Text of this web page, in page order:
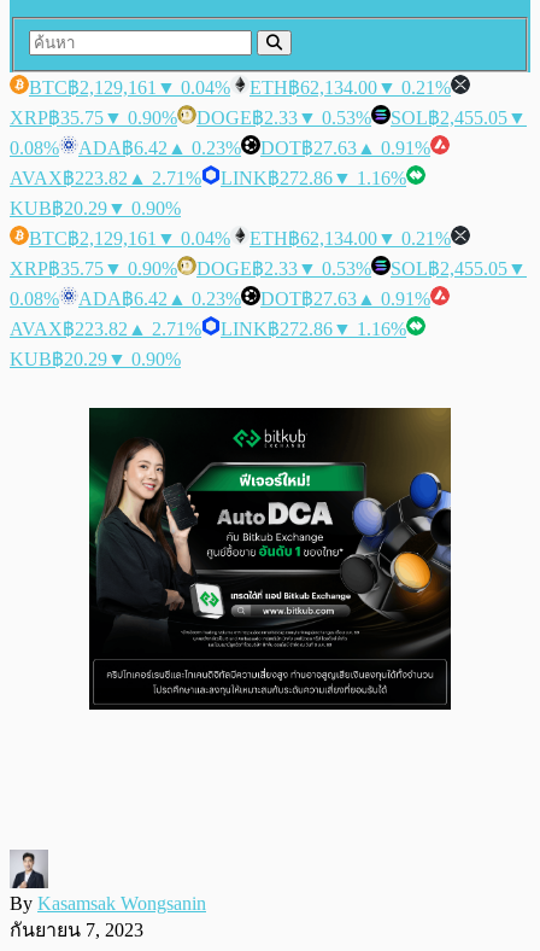
BTC฿2,129,161 ▼ 0.04% ETH฿62,134.00▼ 0.21%
XRP฿35.75▼ 0.90% DOGE฿2.33▼ 0.53% SOL฿2,455.05▼
0.08%
ADA฿6.42 ▲ 0.23% DOT฿27.63 ▲ 0.91%
AVAX฿223.82 ▲ 2.71% LINK฿272.86▼ 1.16%
KUB฿20.29▼ 0.90%
BTC฿2,129,161 ▼ 0.04% ETH฿62,134.00▼ 0.21%
XRP฿35.75▼ 0.90% DOGE฿2.33▼ 0.53% SOL฿2,455.05▼
0.08%
ADA฿6.42 ▲ 0.23% DOT฿27.63 ▲ 0.91%
AVAX฿223.82 ▲ 2.71% LINK฿272.86▼ 1.16%
KUB฿20.29▼ 0.90%
By Kasamsak Wongsanin
กันยายน 7, 2023